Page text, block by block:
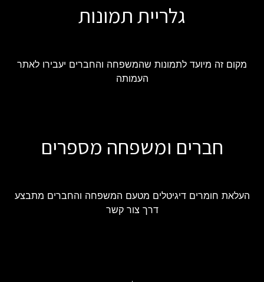
גלריית תמונות
מקום זה מיועד לתמונות שהמשפחה והחברים יעבירו לאתר
העמותה
חברים ומשפחה מספרים
העלאת חומרים דיגיטלים מטעם המשפחה והחברים מתבצע
דרך צור קשר